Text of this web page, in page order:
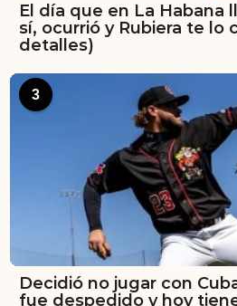
El día que en La Habana
sí, ocurrió y Rubiera te lo
detalles)
3
Decidió no jugar con
fue despedido y hoy